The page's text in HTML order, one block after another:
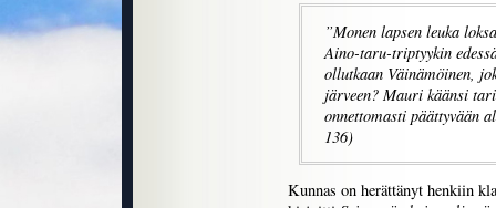
”Monen lapsen leuka
Aino-taru-triptyykin
ollutkaan Väinämöinen,
järveen? Mauri käänsi
onnettomasti päättyvään
136)
Kunnas on herättänyt henkiin